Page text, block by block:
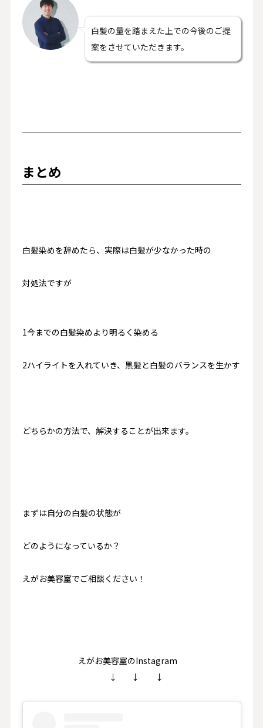
白髪の量を踏まえた上での今後のご提
案をさせていただきます。
まとめ
白髪染めを辞めたら、実際は白髪が少なかった時の
対処法ですが
1今までの白髪染めより明るく染める
2ハイライトを入れていき、黒髪と白髪のバランスを生かす
どちらかの方法で、解決することが出来ます。
まずは自分の白髪の状態が
どのようになっているか？
えがお美容室でご相談ください！
えがお美容室のInstagram
↓ ↓ ↓